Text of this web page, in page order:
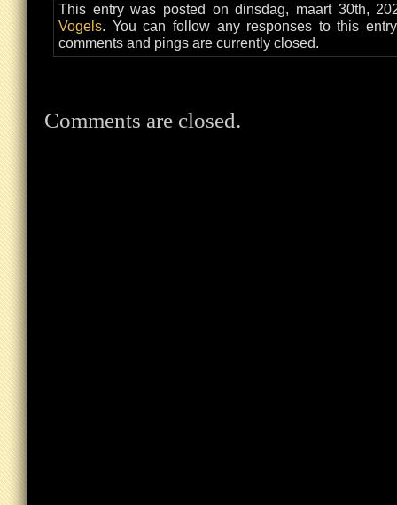
This entry was posted on dinsdag, maart 30th,
Vogels. You can follow any responses to this
comments and pings are currently closed.
Comments are closed.